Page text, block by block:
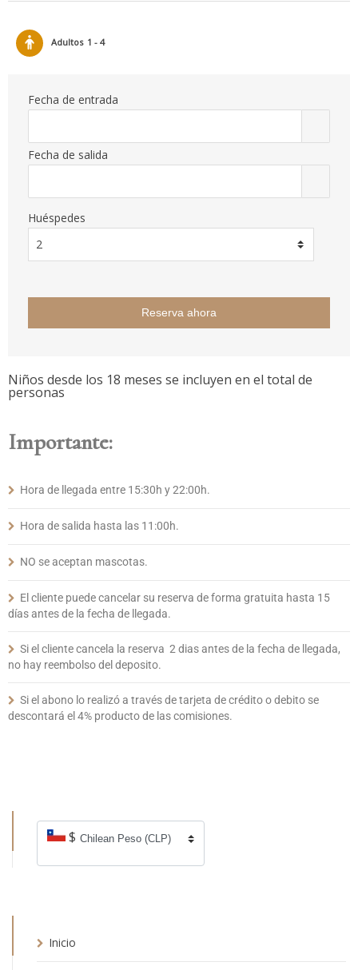
Adultos 1 - 4
Fecha de entrada
Fecha de salida
Huéspedes
Niños desde los 18 meses se incluyen en el total de
personas
Importante:
Hora de llegada entre 15:30h y 22:00h.
Hora de salida hasta las 11:00h.
NO se aceptan mascotas.
El cliente puede cancelar su reserva de forma gratuita hasta 15
días antes de la fecha de llegada.
Si el cliente cancela la reserva 2 dias antes de la fecha de llegada,
no hay reembolso del deposito.
Si el abono lo realizó a través de tarjeta de crédito o debito se
descontará el 4% producto de las comisiones.
$
Inicio